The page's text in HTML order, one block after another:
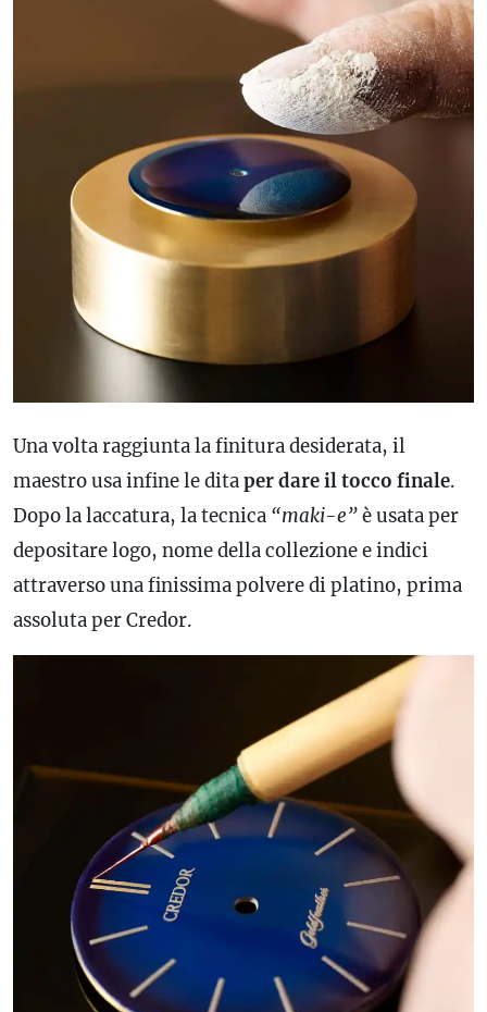
Una volta raggiunta la finitura desiderata, il
maestro usa infine le ditaper dare il tocco finale.
Dopo la laccatura, la tecnica “maki-e”è usata per
depositare logo, nome della collezione e indici
attraverso una finissima polvere di platino, prima
assoluta per Credor.